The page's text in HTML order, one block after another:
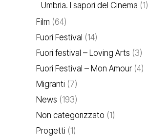
Umbria. I sapori del Cinema (1)
Film (64)
Fuori Festival (14)
Fuori festival – Loving Arts (3)
Fuori Festival – Mon Amour(4)
Migranti (7)
News (193)
Non categorizzato (1)
Progetti (1)